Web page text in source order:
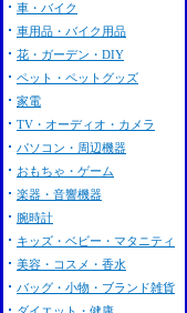
車・バイク
車用品・バイク用品
花・ガーデン・DIY
ペット・ペットグッズ
家電
TV・オーディオ・カメラ
パソコン・周辺機器
おもちゃ・ゲーム
楽器・音響機器
腕時計
キッズ・ベビー・マタニティ
美容・コスメ・香水
バッグ・小物・ブランド雑貨